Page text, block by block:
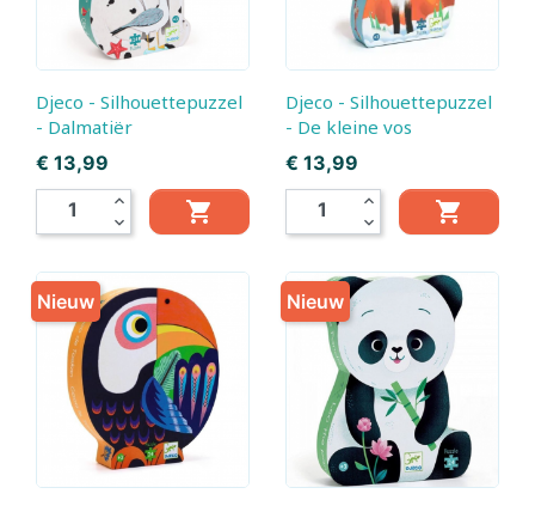
Djeco - Silhouettepuzzel
- Dalmatiër
Prijs
€ 13,99
expand_less
expand_more

Djeco - Silhouettepuzzel
- De kleine vos
Prijs
€ 13,99
expand_less
expand_more

Nieuw Nieuw